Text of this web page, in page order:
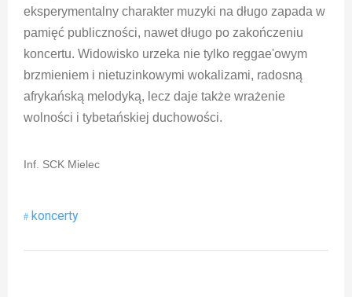
eksperymentalny charakter muzyki na długo zapada w
pamięć publiczności, nawet długo po zakończeniu
koncertu. Widowisko urzeka nie tylko reggae'owym
brzmieniem i nietuzinkowymi wokalizami, radosną
afrykańską melodyką, lecz daje także wrażenie
wolności i tybetańskiej duchowości.
Inf. SCK Mielec
koncerty